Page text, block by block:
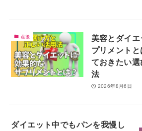
産後
美容とダイ
プリメント
ておきたい選
法
2026年8月6日
ダイエット中でもパンを我慢し